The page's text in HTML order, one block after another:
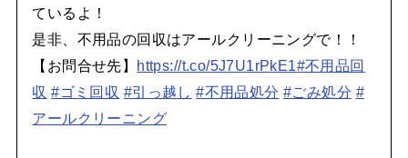
ているよ！
是非、不用品の回収はアールクリーニングで！！
【お問合せ先】 https://t.co/5J7U1rPkE1#不用品回
収 #ゴミ回収 #引っ越し #不用品処分 #ごみ処分 #
アールクリーニング